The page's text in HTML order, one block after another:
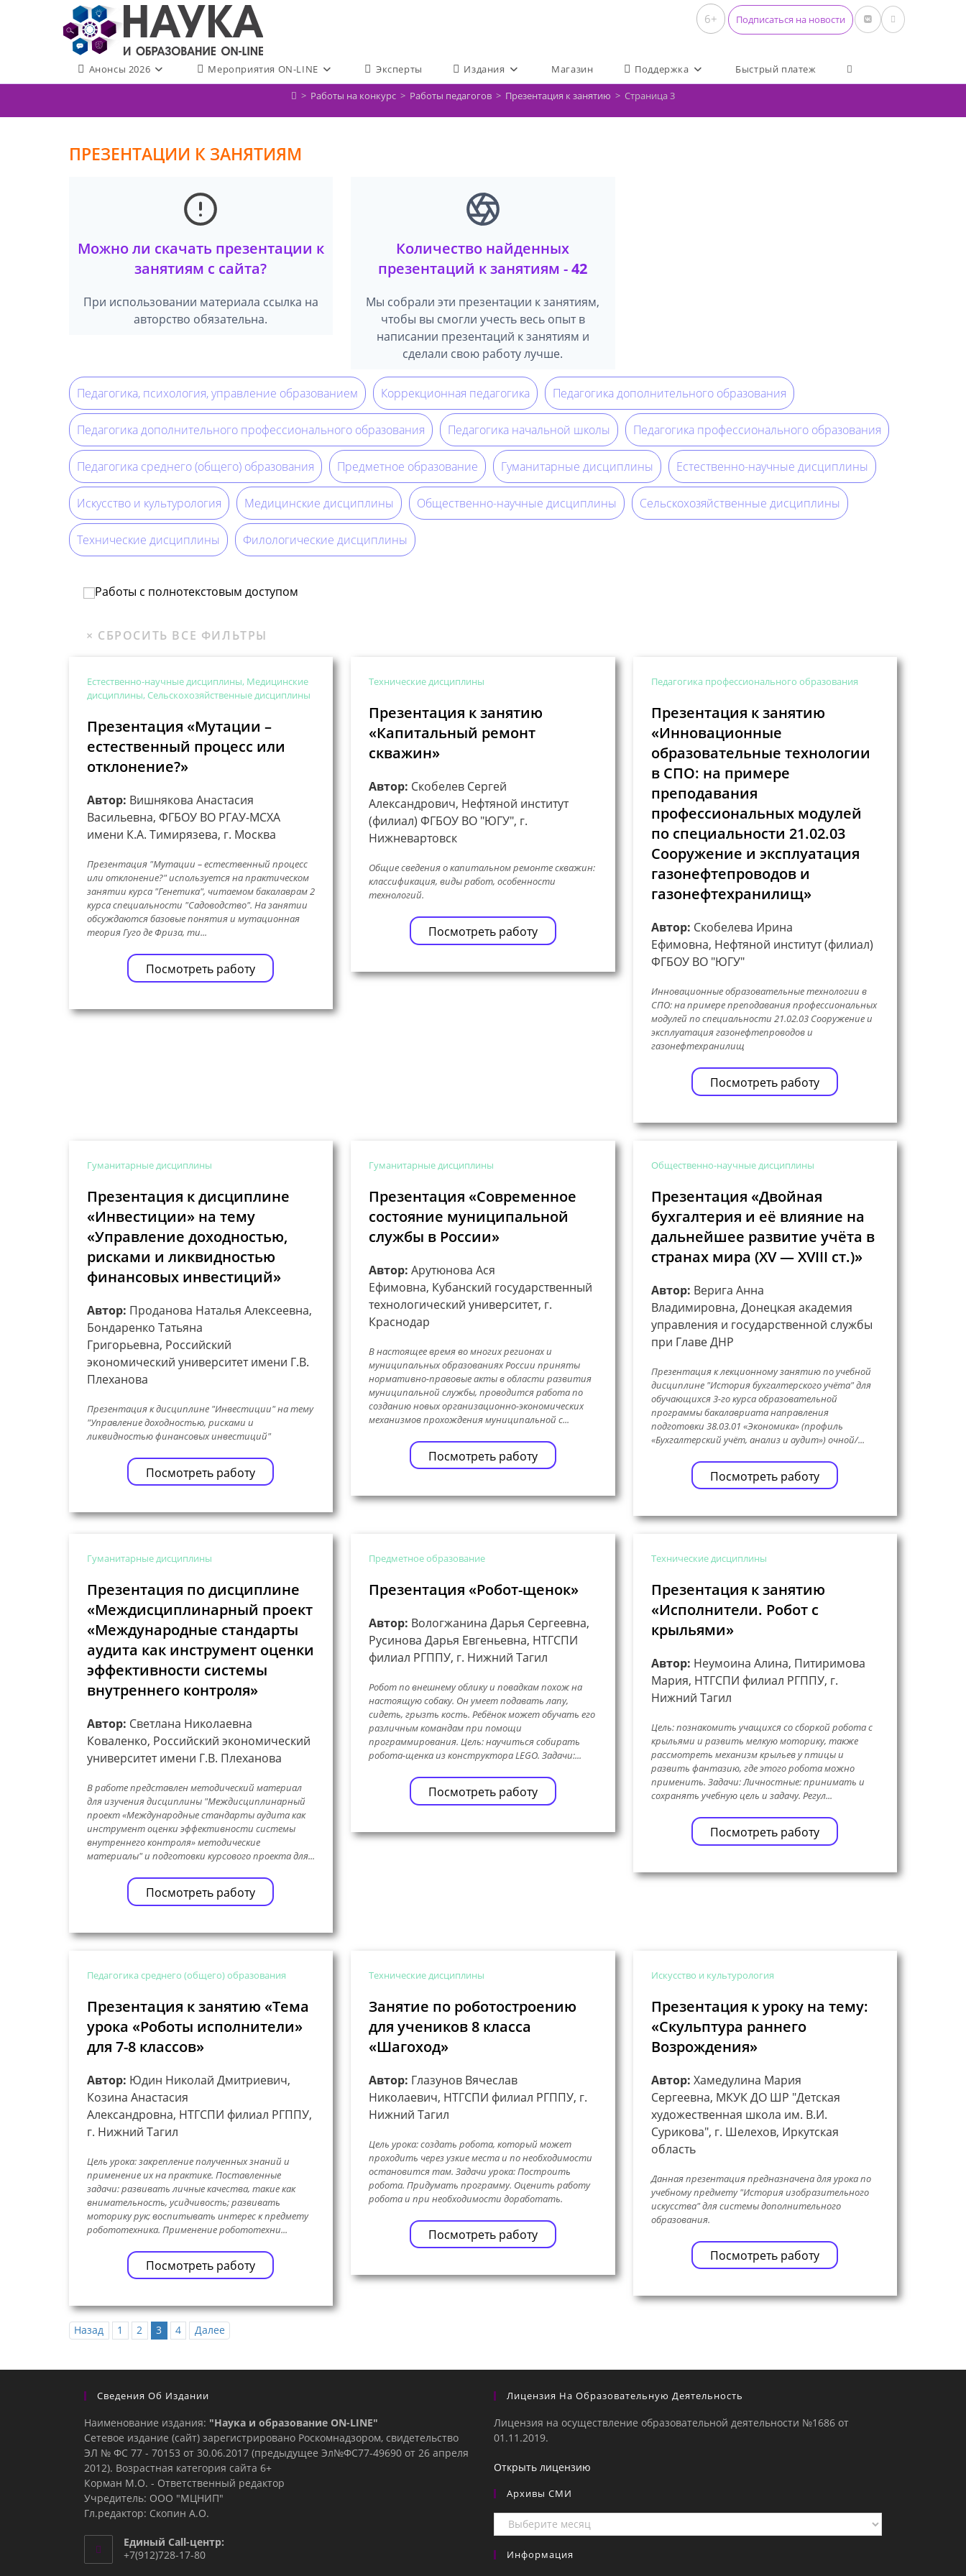
содержимому
6+ Подписаться на новости
Анонсы 2026 Мероприятия ON-LINE Эксперты Издания Магазин Поддержка Быстрый платеж Переключить поиск по
> Работы на конкурс > Работы педагогов > Презентация к занятию > Страница 3
ПРЕЗЕНТАЦИИ К ЗАНЯТИЯМ
Можно ли скачать презентации к
занятиям с сайта?
При использовании материала ссылка на
авторство обязательна.
Количество найденных
презентаций к занятиям -42
Мы собрали эти презентации к занятиям,
чтобы вы смогли учесть весь опыт в
написании презентаций к занятиям и
сделали свою работу лучше.
Педагогика, психология, управление образованием Коррекционная педагогика Педагогика дополнительного образования
Педагогика дополнительного профессионального образования Педагогика начальной школы Педагогика профессионального образования
Педагогика среднего (общего) образования Предметное образование Гуманитарные дисциплины Естественно-научные дисциплины
Искусство и культурология Медицинские дисциплины Общественно-научные дисциплины Сельскохозяйственные дисциплины
Технические дисциплины Филологические дисциплины
Работы с полнотекстовым доступом
Естественно-научные дисциплины, Медицинские
дисциплины, Сельскохозяйственные дисциплины
Презентация «Мутации –
естественный процесс или
отклонение?»
Автор: Вишнякова Анастасия
Васильевна, ФГБОУ ВО РГАУ-МСХА
имени К.А. Тимирязева, г. Москва
Презентация "Мутации – естественный процесс
или отклонение?" используется на практическом
занятии курса "Генетика", читаемом бакалаврам 2
курса специальности "Садоводство". На занятии
обсуждаются базовые понятия и мутационная
теория Гуго де Фриза, ти...
Посмотреть работу
Технические дисциплины
Презентация к занятию
«Капитальный ремонт
скважин»
Автор: Скобелев Сергей
Александрович, Нефтяной институт
(филиал) ФГБОУ ВО "ЮГУ", г.
Нижневартовск
Общие сведения о капитальном ремонте скважин:
классификация, виды работ, особенности
технологий.
Посмотреть работу
Педагогика профессионального образования
Презентация к занятию
«Инновационные
образовательные технологии
в СПО: на примере
преподавания
профессиональных модулей
по специальности 21.02.03
Сооружение и эксплуатация
газонефтепроводов и
газонефтехранилищ»
Автор: Скобелева Ирина
Ефимовна, Нефтяной институт (филиал)
ФГБОУ ВО "ЮГУ"
Инновационные образовательные технологии в
СПО: на примере преподавания профессиональных
модулей по специальности 21.02.03 Сооружение и
эксплуатация газонефтепроводов и
газонефтехранилищ
Посмотреть работу
Гуманитарные дисциплины
Презентация к дисциплине
«Инвестиции» на тему
«Управление доходностью,
рисками и ликвидностью
финансовых инвестиций»
Автор: Проданова Наталья Алексеевна,
Бондаренко Татьяна
Григорьевна, Российский
экономический университет имени Г.В.
Плеханова
Презентация к дисциплине "Инвестиции" на тему
"Управление доходностью, рисками и
ликвидностью финансовых инвестиций"
Посмотреть работу
Гуманитарные дисциплины
Презентация «Современное
состояние муниципальной
службы в России»
Автор: Арутюнова Ася
Ефимовна, Кубанский государственный
технологический университет, г.
Краснодар
В настоящее время во многих регионах и
муниципальных образованиях России приняты
нормативно-правовые акты в области развития
муниципальной службы, проводится работа по
созданию новых организационно-экономических
механизмов прохождения муниципальной с...
Посмотреть работу
Общественно-научные дисциплины
Презентация «Двойная
бухгалтерия и её влияние на
дальнейшее развитие учёта в
странах мира (XV — XVIII ст.)»
Автор: Верига Анна
Владимировна, Донецкая академия
управления и государственной службы
при Главе ДНР
Презентация к лекционному занятию по учебной
дисциплине "История бухгалтерского учёта" для
обучающихся 3-го курса образовательной
программы бакалавриата направления
подготовки 38.03.01 «Экономика» (профиль
«Бухгалтерский учёт, анализ и аудит») очной/...
Посмотреть работу
Гуманитарные дисциплины
Презентация по дисциплине
«Междисциплинарный проект
«Международные стандарты
аудита как инструмент оценки
эффективности системы
внутреннего контроля»
Автор: Светлана Николаевна
Коваленко, Российский экономический
университет имени Г.В. Плеханова
В работе представлен методический материал
для изучения дисциплины "Междисциплинарный
проект «Международные стандарты аудита как
инструмент оценки эффективности системы
внутреннего контроля» методические
материалы" и подготовки курсового проекта для...
Посмотреть работу
Предметное образование
Презентация «Робот-щенок»
Автор: Вологжанина Дарья Сергеевна,
Русинова Дарья Евгеньевна, НТГСПИ
филиал РГППУ, г. Нижний Тагил
Робот по внешнему облику и повадкам похож на
настоящую собаку. Он умеет подавать лапу,
сидеть, грызть кость. Ребёнок может обучать его
различным командам при помощи
программирования. Цель: научиться собирать
робота-щенка из конструктора LEGO. Задачи:...
Посмотреть работу
Технические дисциплины
Презентация к занятию
«Исполнители. Робот с
крыльями»
Автор: Неумоина Алина, Питиримова
Мария, НТГСПИ филиал РГППУ, г.
Нижний Тагил
Цель: познакомить учащихся со сборкой робота с
крыльями и развить мелкую моторику, также
рассмотреть механизм крыльев у птицы и
развить фантазию, где этого робота можно
применить. Задачи: Личностные: принимать и
сохранять учебную цель и задачу. Регул...
Посмотреть работу
Педагогика среднего (общего) образования
Презентация к занятию «Тема
урока «Роботы исполнители»
для 7-8 классов»
Автор: Юдин Николай Дмитриевич,
Козина Анастасия
Александровна, НТГСПИ филиал РГППУ,
г. Нижний Тагил
Цель урока: закрепление полученных знаний и
применение их на практике. Поставленные
задачи: развивать личные качества, такие как
внимательность, усидчивость; развивать
моторику рук; воспитывать интерес к предмету
робототехника. Применение робототехни...
Посмотреть работу
Технические дисциплины
Занятие по роботостроению
для учеников 8 класса
«Шагоход»
Автор: Глазунов Вячеслав
Николаевич, НТГСПИ филиал РГППУ, г.
Нижний Тагил
Цель урока: создать робота, который может
проходить через узкие места и по необходимости
остановится там. Задачи урока: Построить
робота. Придумать программу. Оценить работу
робота и при необходимости доработать.
Посмотреть работу
Искусство и культурология
Презентация к уроку на тему:
«Скульптура раннего
Возрождения»
Автор: Хамедулина Мария
Сергеевна, МКУК ДО ШР "Детская
художественная школа им. В.И.
Сурикова", г. Шелехов, Иркутская
область
Данная презентация предназначена для урока по
учебному предмету "История изобразительного
искусства" для системы дополнительного
образования.
Посмотреть работу
Назад 1 2 3 4 Далее
Сведения Об Издании
Наименование издания: "Наука и образование ON-LINE"
Сетевое издание (сайт) зарегистрировано Роскомнадзором, свидетельство
ЭЛ № ФС 77 - 70153 от 30.06.2017 (предыдущее Эл№ФC77-49690 от 26 апреля
2012). Возрастная категория сайта 6+
Корман М.О. - Ответственный редактор
Учредитель: ООО "МЦНИП"
Гл.редактор: Скопин А.О.
Единый Call-центр:
+7(912)728-17-80
Лицензия На Образовательную Деятельность
Лицензия на осуществление образовательной деятельности №1686 от
01.11.2019.
Открыть лицензию
Архивы СМИ
Архивы
СМИ
Информация